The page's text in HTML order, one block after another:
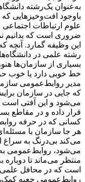
به‌عنوان یک‌رشته
باوجود افت‌وخیزهایی
علوم ارتباطات
ضروری است که بدانیم
این وظیفه گمارد. آنچه
رشته علمی در
بسیاری از سازمان‌ها
خط خوبی دارد یا خوب
مدیر روابط‌عمومی
که جایی در سازمان
می‌شود و این آفتی است
قرار داده و در مقاطع
کسانی که در حرفه
هر جا سازمان با
می‌کند بی‌درنگ به سراغ
می‌شود، روابط‌عمومی
منتظر می‌ماند تا
است که در محافل
روابط‌عمومی جعبه